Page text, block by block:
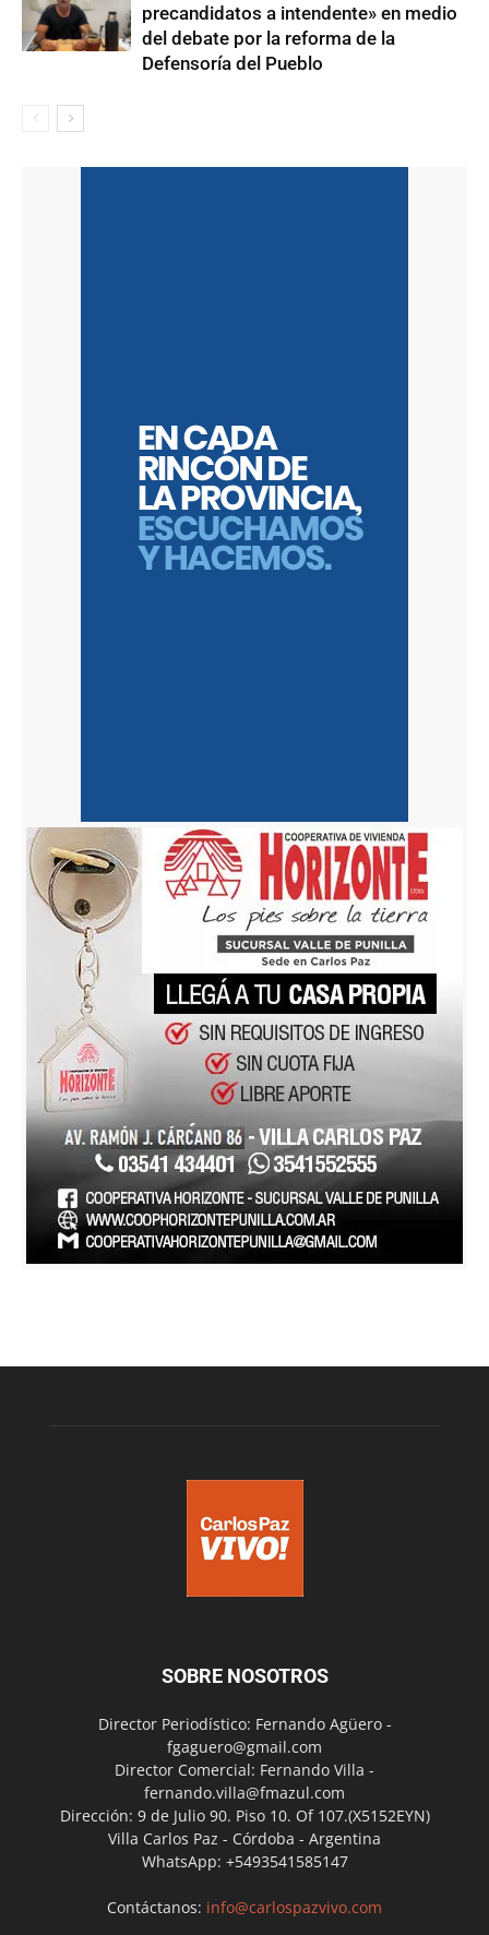
precandidatos a intendente» en medio
del debate por la reforma de la
Defensoría del Pueblo
SOBRE NOSOTROS
Director Periodístico: Fernando Agüero -
fgaguero@gmail.com
Director Comercial: Fernando Villa -
fernando.villa@fmazul.com
Dirección: 9 de Julio 90. Piso 10. Of 107.(X5152EYN)
Villa Carlos Paz - Córdoba - Argentina
WhatsApp: +5493541585147
Contáctanos: info@carlospazvivo.com